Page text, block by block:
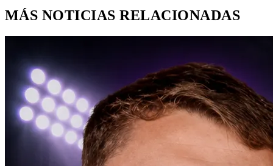
MÁS NOTICIAS RELACIONADAS